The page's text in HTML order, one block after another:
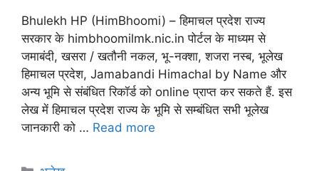
Bhulekh HP (HimBhoomi) – हिमाचल प्रदेश राज्य
सरकार के himbhoomilmk.nic.in पोर्टल के माध्यम से
जमाबंदी, खसरा / खतौनी नकल, भू-नक्शा, शजरा नस्ब, भूलेख
हिमाचल प्रदेश, Jamabandi Himachal by Name और
अन्य भूमि से संबंधित रिकॉर्ड को online प्राप्त कर सकते हैं. इस
लेख में हिमाचल प्रदेश राज्य के भूमि से सम्बंधित सभी भूलेख
जानकारी को … Read more